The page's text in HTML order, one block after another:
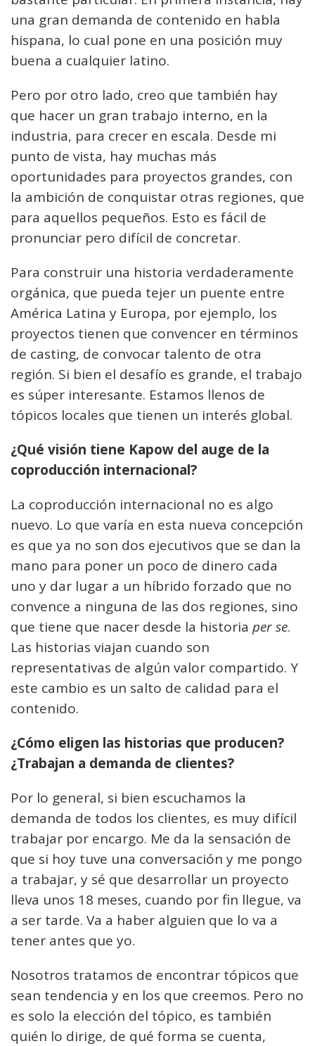
una gran demanda de contenido en habla
hispana, lo cual pone en una posición muy
buena a cualquier latino.
Pero por otro lado, creo que también hay
que hacer un gran trabajo interno, en la
industria, para crecer en escala. Desde mi
punto de vista, hay muchas más
oportunidades para proyectos grandes, con
la ambición de conquistar otras regiones, que
para aquellos pequeños. Esto es fácil de
pronunciar pero difícil de concretar.
Para construir una historia verdaderamente
orgánica, que pueda tejer un puente entre
América Latina y Europa, por ejemplo, los
proyectos tienen que convencer en términos
de casting, de convocar talento de otra
región. Si bien el desafío es grande, el trabajo
es súper interesante. Estamos llenos de
tópicos locales que tienen un interés global.
¿Qué visión tiene Kapow del auge de la
coproducción internacional?
La coproducción internacional no es algo
nuevo. Lo que varía en esta nueva concepción
es que ya no son dos ejecutivos que se dan la
mano para poner un poco de dinero cada
uno y dar lugar a un híbrido forzado que no
convence a ninguna de las dos regiones, sino
que tiene que nacer desde la historia per se.
Las historias viajan cuando son
representativas de algún valor compartido. Y
este cambio es un salto de calidad para el
contenido.
¿Cómo eligen las historias que producen?
¿Trabajan a demanda de clientes?
Por lo general, si bien escuchamos la
demanda de todos los clientes, es muy difícil
trabajar por encargo. Me da la sensación de
que si hoy tuve una conversación y me pongo
a trabajar, y sé que desarrollar un proyecto
lleva unos 18 meses, cuando por fin llegue, va
a ser tarde. Va a haber alguien que lo va a
tener antes que yo.
Nosotros tratamos de encontrar tópicos que
sean tendencia y en los que creemos. Pero no
es solo la elección del tópico, es también
quién lo dirige, de qué forma se cuenta,